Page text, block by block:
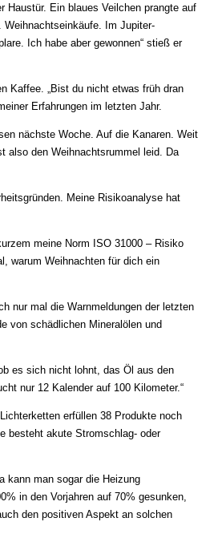
Ein blaues Veilchen prangte auf
Weihnachtseinkäufe. Im Jupiter-
Ich habe aber gewonnen“ stieß er
Kaffee. „Bist du nicht etwas früh dran
Erfahrungen im letzten Jahr.
nächste Woche. Auf die Kanaren. Weit
also den Weihnachtsrummel leid. Da
Meine Risikoanalyse hat
meine Norm ISO 31000 – Risiko
warum Weihnachten für dich ein
nur mal die Warnmeldungen der letzten
von schädlichen Mineralölen und
es sich nicht lohnt, das Öl aus den
nur 12 Kalender auf 100 Kilometer.“
erfüllen 38 Produkte noch
besteht akute Stromschlag- oder
kann man sogar die Heizung
in den Vorjahren auf 70% gesunken,
den positiven Aspekt an solchen